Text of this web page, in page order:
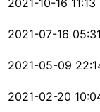
2021-10-16 11:13
2021-07-16 05:31
2021-05-09
2021-02-20